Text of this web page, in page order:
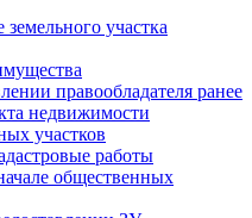
участка
правообладателя ранее
недвижимости
участков
работы
общественных